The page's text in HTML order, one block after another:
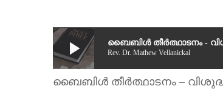
play_arrow ബൈബിൾ തീർത്ഥാടനം -
Rev. Dr. Mathew Vellanickal
ബൈബിൾ തീർത്ഥാടനം –